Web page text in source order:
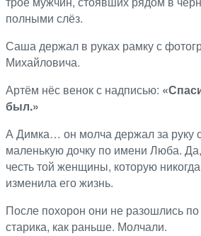
полными слёз.
Саша держал в руках рамку с
Михайловича.
Артём нёс венок с надписью:
был.»
А Димка… он молча держал за руку
маленькую дочку по имени Люба.
честь той женщины, которую
изменила его жизнь.
После похорон они не разошлись
старика, как раньше. Молчали.